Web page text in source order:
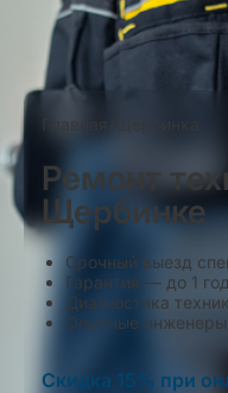
Главная
Ремонт
Щербинке
Срочный выезд
Гарантия — до 1
Диагностика
Опытные инженеры
Скидка 15% при